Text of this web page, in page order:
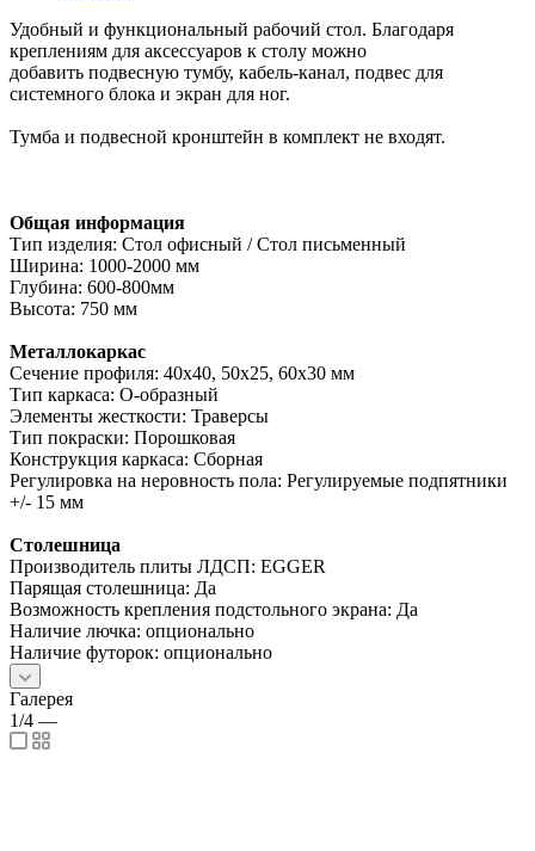
Удобный и функциональный рабочий стол. Благодаря
креплениям для аксессуаров к столу можно
добавить подвесную тумбу, кабель-канал, подвес для
системного блока и экран для ног.
Тумба и подвесной кронштейн в комплект не входят.
Общая информация
Тип изделия: Стол офисный / Стол письменный
Ширина: 1000-2000 мм
Глубина: 600-800мм
Высота: 750 мм
Металлокаркас
Сечение профиля: 40х40, 50х25, 60х30 мм
Тип каркаса: О-образный
Элементы жесткости: Траверсы
Тип покраски: Порошковая
Конструкция каркаса: Сборная
Регулировка на неровность пола: Регулируемые подпятники
+/- 15 мм
Столешница
Производитель плиты ЛДСП: EGGER
Парящая столешница: Да
Возможность крепления подстольного экрана: Да
Наличие лючка: опционально
Наличие футорок: опционально
Галерея
1/4 —